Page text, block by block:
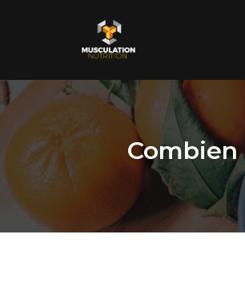
Skip
to
content